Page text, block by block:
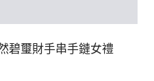
碧璽財手串手鏈女禮